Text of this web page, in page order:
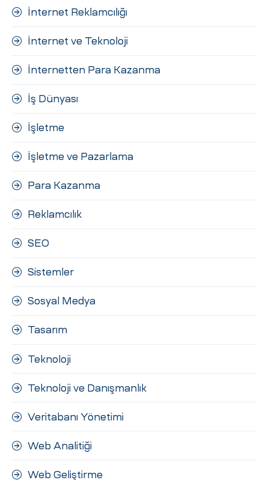
İnternet Reklamcılığı
İnternet ve Teknoloji
İnternetten Para Kazanma
İş Dünyası
İşletme
İşletme ve Pazarlama
Para Kazanma
Reklamcılık
SEO
Sistemler
Sosyal Medya
Tasarım
Teknoloji
Teknoloji ve Danışmanlık
Veritabanı Yönetimi
Web Analitiği
Web Geliştirme